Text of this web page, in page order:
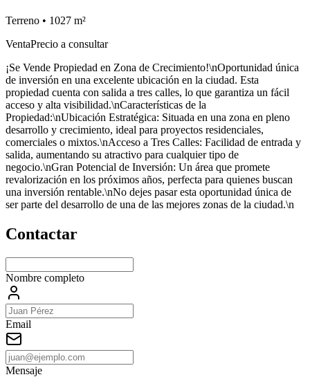
Terreno • 1027 m²
VentaPrecio a consultar
¡Se Vende Propiedad en Zona de Crecimiento!\nOportunidad única
de inversión en una excelente ubicación en la ciudad. Esta
propiedad cuenta con salida a tres calles, lo que garantiza un fácil
acceso y alta visibilidad.\nCaracterísticas de la
Propiedad:\nUbicación Estratégica: Situada en una zona en pleno
desarrollo y crecimiento, ideal para proyectos residenciales,
comerciales o mixtos.\nAcceso a Tres Calles: Facilidad de entrada y
salida, aumentando su atractivo para cualquier tipo de
negocio.\nGran Potencial de Inversión: Un área que promete
revalorización en los próximos años, perfecta para quienes buscan
una inversión rentable.\nNo dejes pasar esta oportunidad única de
ser parte del desarrollo de una de las mejores zonas de la ciudad.\n
Contactar
Nombre completo
Email
Mensaje